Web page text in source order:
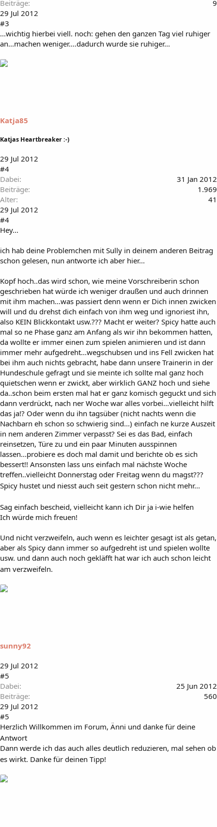
Beiträge
9
29 Jul 2012
#3
...wichtig hierbei viell. noch: gehen den ganzen Tag viel ruhiger
an...machen weniger....dadurch wurde sie ruhiger...
Katja85
Katjas Heartbreaker :-)
29 Jul 2012
#4
Dabei
31 Jan 2012
Beiträge
1.969
Alter
41
29 Jul 2012
#4
Hey...
ich hab deine Problemchen mit Sully in deinem anderen Beitrag
schon gelesen, nun antworte ich aber hier...
Kopf hoch..das wird schon, wie meine Vorschreiberin schon
geschrieben hat würde ich weniger draußen und auch drinnen
mit ihm machen...was passiert denn wenn er Dich innen zwicken
will und du drehst dich einfach von ihm weg und ignoriest ihn,
also KEIN Blickkontakt usw.??? Macht er weiter? Spicy hatte auch
mal so ne Phase ganz am Anfang als wir ihn bekommen hatten,
da wollte er immer einen zum spielen animieren und ist dann
immer mehr aufgedreht...wegschubsen und ins Fell zwicken hat
bei ihm auch nichts gebracht, habe dann unsere Trainerin in der
Hundeschule gefragt und sie meinte ich sollte mal ganz hoch
quietschen wenn er zwickt, aber wirklich GANZ hoch und siehe
da..schon beim ersten mal hat er ganz komisch geguckt und sich
dann verdrückt, nach ner Woche war alles vorbei...vielleicht hilft
das ja!? Oder wenn du ihn tagsüber (nicht nachts wenn die
Nachbarn eh schon so schwierig sind...) einfach ne kurze Auszeit
in nem anderen Zimmer verpasst? Sei es das Bad, einfach
reinsetzen, Türe zu und ein paar Minuten ausspinnen
lassen...probiere es doch mal damit und berichte ob es sich
bessert!! Ansonsten lass uns einfach mal nächste Woche
treffen..vielleicht Donnerstag oder Freitag wenn du magst???
Spicy hustet und niesst auch seit gestern schon nicht mehr...
Sag einfach bescheid, vielleicht kann ich Dir ja i-wie helfen
Ich würde mich freuen!
Und nicht verzweifeln, auch wenn es leichter gesagt ist als getan,
aber als Spicy dann immer so aufgedreht ist und spielen wollte
usw. und dann auch noch gekläfft hat war ich auch schon leicht
am verzweifeln.
sunny92
29 Jul 2012
#5
Dabei
25 Jun 2012
Beiträge
560
29 Jul 2012
#5
Herzlich Willkommen im Forum, Änni und danke für deine
Antwort
Dann werde ich das auch alles deutlich reduzieren, mal sehen ob
es wirkt. Danke für deinen Tipp!